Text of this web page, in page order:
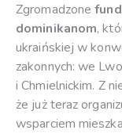
Zgromadzone
dominikanom,
ukraińskiej w
zakonnych: we
i Chmielnickim. Z
że już teraz
wsparciem